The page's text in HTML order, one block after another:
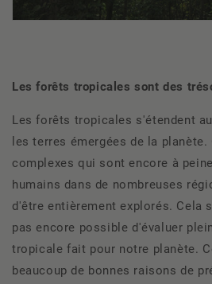
Les forêts tropicales sont des
Les forêts tropicales s'étendent
les terres émergées de la
complexes qui sont encore à
humains dans de nombreuses
d'être entièrement explorés. Cela
pas encore possible d'évaluer
tropicale fait pour notre planète.
beaucoup de bonnes raisons de